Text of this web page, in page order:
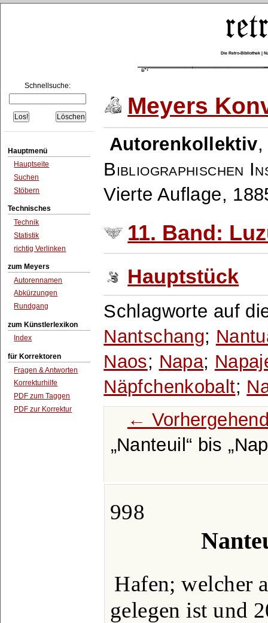
Die Retro-Bibliothek |
Schnellsuche:
Hauptmenü
Hauptseite
Suchen
Stöbern
Technisches
Technik
Statistik
richtig Verlinken
zum Meyers
Autorennamen
Abkürzungen
Rundgang
zum Künstlerlexikon
Index
für Korrektoren
Fragen & Antworten
Korrekturhilfe
PDF zum Taggen
PDF zur Korrektur
Meyers
Autorenkollektiv
Bibliographischen
Vierte Auflage,
11. Band:
Hauptstück
Schlagworte auf
Nantschang;
Naos; Napa;
Näpfchenkobalt;
←
Nanteuil
bis
998
Hafen; welcher
gelegen ist und